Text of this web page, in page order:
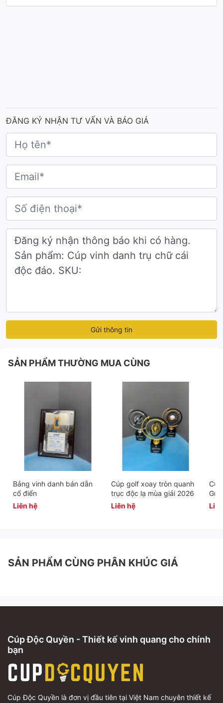
ĐĂNG KÝ NHẬN TƯ VẤN VÀ BÁO GIÁ
Gửi thông tin
SẢN PHẨM THƯỜNG MUA CÙNG
Bảng vinh danh bán dẫn
cổ điển
Liên hệ
Cúp golf xoay tròn quanh
trục độc lạ mùa giải 2026
Liên hệ
SẢN PHẨM CÙNG PHÂN KHÚC GIÁ
Cúp Độc Quyền - Thiết kế vinh quang cho chính
bạn
Cúp Độc Quyền là đơn vị đầu tiên tại Việt Nam chuyên thiết kế